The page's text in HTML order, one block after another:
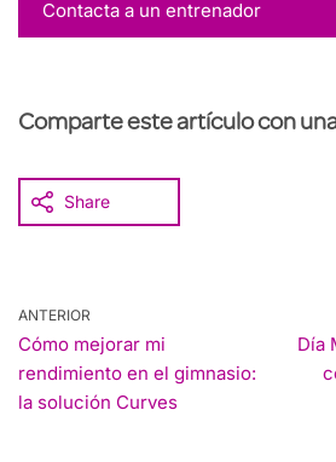
Contacta a un entrenador
Comparte este artículo con
Share
ANTERIOR
Cómo mejorar mi
rendimiento en el gimnasio:
la solución Curves
Día